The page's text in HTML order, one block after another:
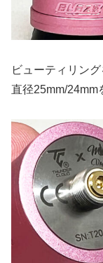
ビューティリン
直径25mm/24mm